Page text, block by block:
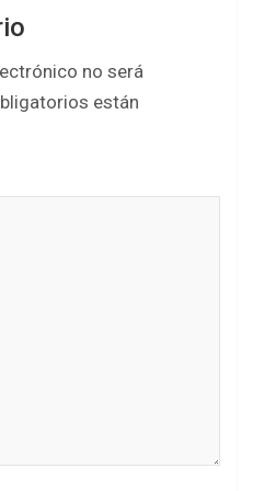
no será
están